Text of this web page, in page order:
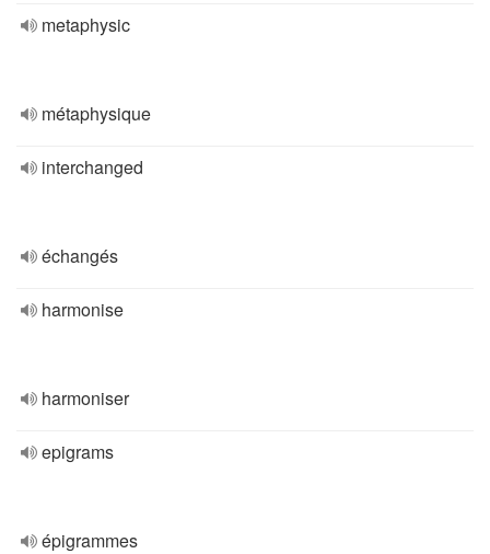
metaphysic
métaphysique
interchanged
échangés
harmonise
harmoniser
epigrams
épigrammes